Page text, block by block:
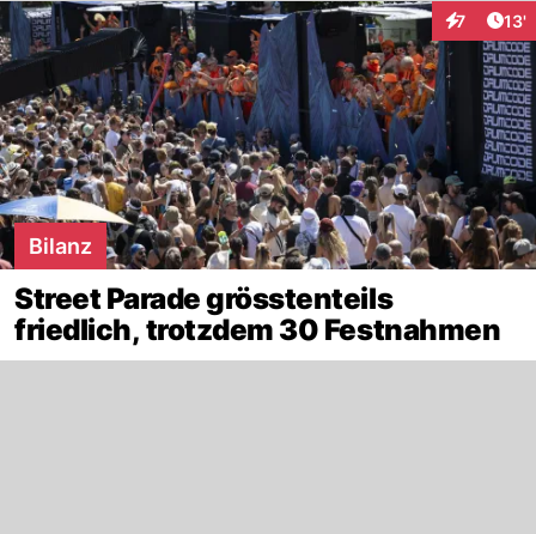
7 13'
Bilanz
Street Parade grösstenteils
friedlich, trotzdem 30 Festnahmen